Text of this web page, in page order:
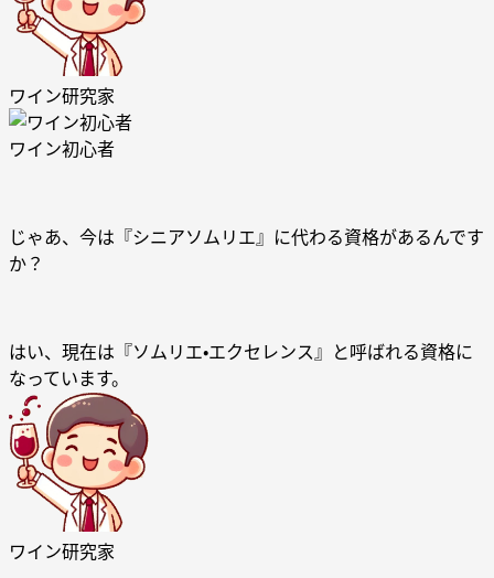
ワイン研究家
ワイン初心者
じゃあ、今は『シニアソムリエ』に代わる資格があるんです
か？
はい、現在は『ソムリエ・エクセレンス』と呼ばれる資格に
なっています。
ワイン研究家